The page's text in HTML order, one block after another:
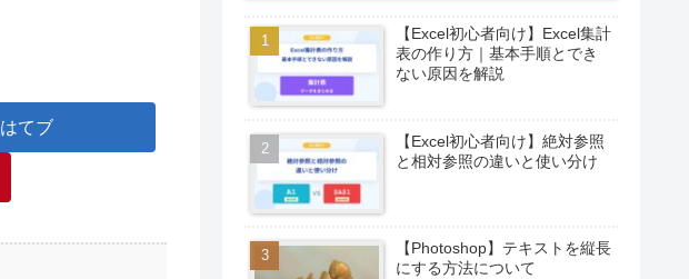
はてブ
【Excel初心者向け】Excel集計
表の作り方｜基本手順とでき
ない原因を解説
【Excel初心者向け】絶対参照
と相対参照の違いと使い分け
【Photoshop】テキストを縦長
にする方法について